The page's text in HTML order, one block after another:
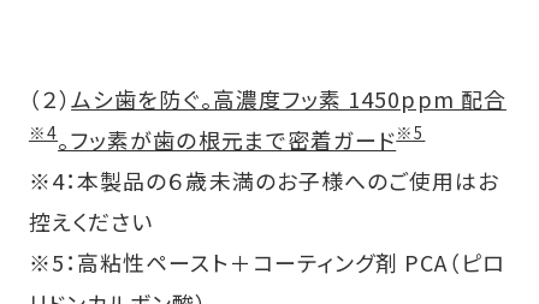
（２）ムシ歯を防ぐ。高濃度フッ素 1450ppm 配合
※4。フッ素が歯の根元まで密着ガード※5
※4：本製品の６歳未満のお子様へのご使用はお
控えください
※5：高粘性ペースト＋コーティング剤 PCA（ピロ